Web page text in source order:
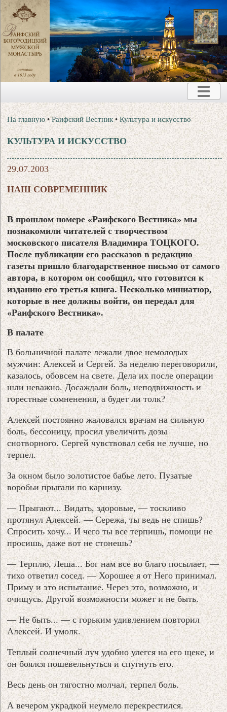
На главную •Раифский Вестник •Культура и искусство
КУЛЬТУРА И ИСКУССТВО
29.07.2003
НАШ СОВРЕМЕННИК
В прошлом номере «Раифского Вестника» мы
познакомили читателей с творчеством
московского писателя Владимира ТОЦКОГО.
После публикации его рассказов в редакцию
газеты пришло благодарственное письмо от самого
автора, в котором он сообщил, что готовится к
изданию его третья книга. Несколько миниатюр,
которые в нее должны войти, он передал для
«Раифского Вестника».
В палате
В больничной палате лежали двое немолодых
мужчин: Алексей и Сергей. За неделю переговорили,
казалось, обовсем на свете. Дела их после операции
шли неважно. Досаждали боль, неподвижность и
горестные сомненения, а будет ли толк?
Алексей постоянно жаловался врачам на сильную
боль, бессоницу, просил увеличить дозы
снотворного. Сергей чувствовал себя не лучше, но
терпел.
За окном было золотистое бабье лето. Пузатые
воробьи прыгали по карнизу.
— Прыгают... Видать, здоровые, — тоскливо
протянул Алексей. — Сережа, ты ведь не спишь?
Спросить хочу... И чего ты все терпишь, помощи не
просишь, даже вот не стонешь?
— Терплю, Леша... Бог нам все во благо посылает, —
тихо ответил сосед. — Хорошее я от Него принимал.
Приму и это испытание. Через это, возможно, и
очищусь. Другой возможности может и не быть.
— Не быть... — с горьким удивлением повторил
Алексей. И умолк.
Теплый солнечный луч удобно улегся на его щеке, и
он боялся пошевельнуться и спугнуть его.
Весь день он тягостно молчал, терпел боль.
А вечером украдкой неумело перекрестился.